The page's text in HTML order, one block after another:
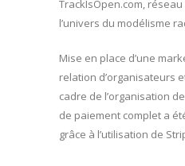
TrackIsOpen.com,
l’univers du modélisme
Mise en place d’une
relation d’organisateurs
cadre de l’organisation
de paiement complet a
grâce à l’utilisation de